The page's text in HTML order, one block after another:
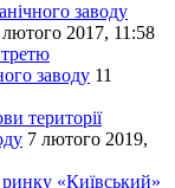
заводу
лютого 2017, 11:58
заводу 11
території
7 лютого 2019,
ринку «Київський»